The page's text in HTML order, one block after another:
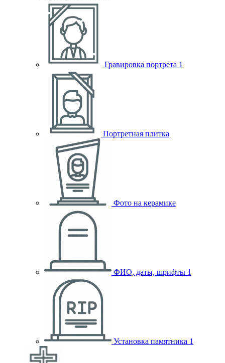
Гравировка портрета 1
Портретная плитка
Фото на керамике
ФИО, даты, шрифты 1
Установка памятника 1